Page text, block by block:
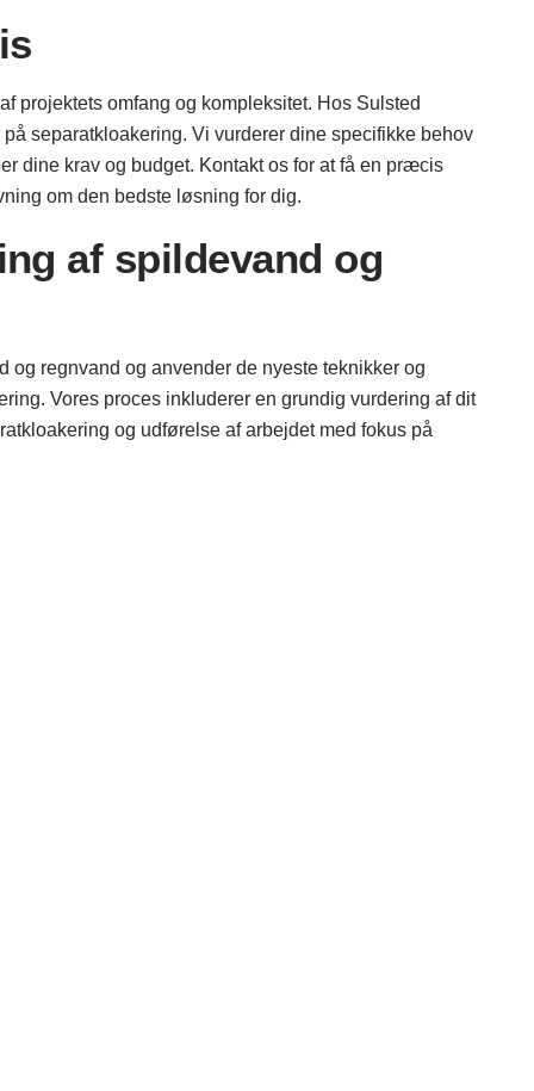
projektets omfang og kompleksitet. Hos Sulsted
separatkloakering. Vi vurderer dine specifikke behov
dine krav og budget. Kontakt os for at få en præcis
om den bedste løsning for dig.
af spildevand og
og regnvand og anvender de nyeste teknikker og
Vores proces inkluderer en grundig vurdering af dit
og udførelse af arbejdet med fokus på